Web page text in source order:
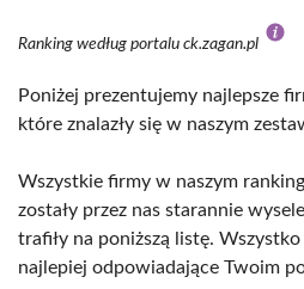
Ranking według portalu ck.zagan.pl
Poniżej prezentujemy najlepsze
które znalazły się w naszym
Wszystkie firmy w naszym
zostały przez nas starannie
trafiły na poniższą listę.
najlepiej odpowiadające Twoim